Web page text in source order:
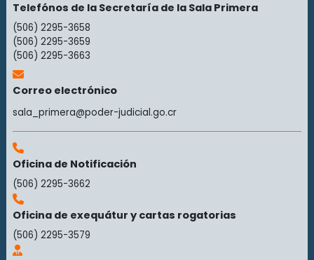
Telefónos de la Secretaría de la Sala Primera
(506) 2295-3658
(506) 2295-3659
(506) 2295-3663
Correo electrónico
sala_primera@poder-judicial.go.cr
Oficina de Notificación
(506) 2295-3662
Oficina de exequátur y cartas rogatorias
(506) 2295-3579